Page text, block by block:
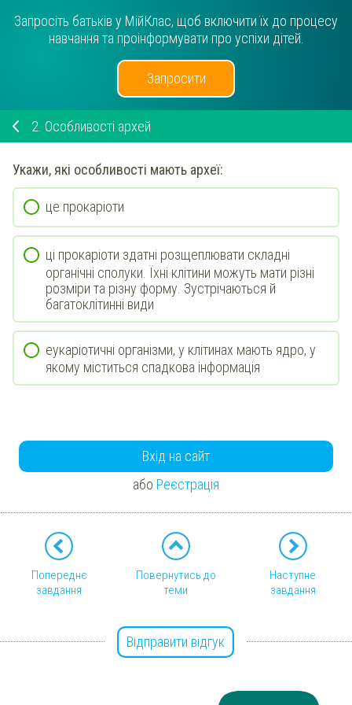
Запросіть батьків у МійКлас, щоб включити їх до процесу
навчання та проінформувати про успіхи дітей.
Запросити
2. Особливості архей
Укажи, які особливості мають археї:
це прокаріоти
ці прокаріоти здатні розщеплювати складні
органічні сполуки. Їхні клітини можуть мати різні
розміри та різну форму. Зустрічаються й
багатоклітинні види
еукаріотичні організми, у клітинах мають ядро, у
якому міститься спадкова інформація
Вхід на сайт
або Реєстрація
Попереднє
завдання
Повернутись до
теми
Наступне
завдання
Відправити відгук